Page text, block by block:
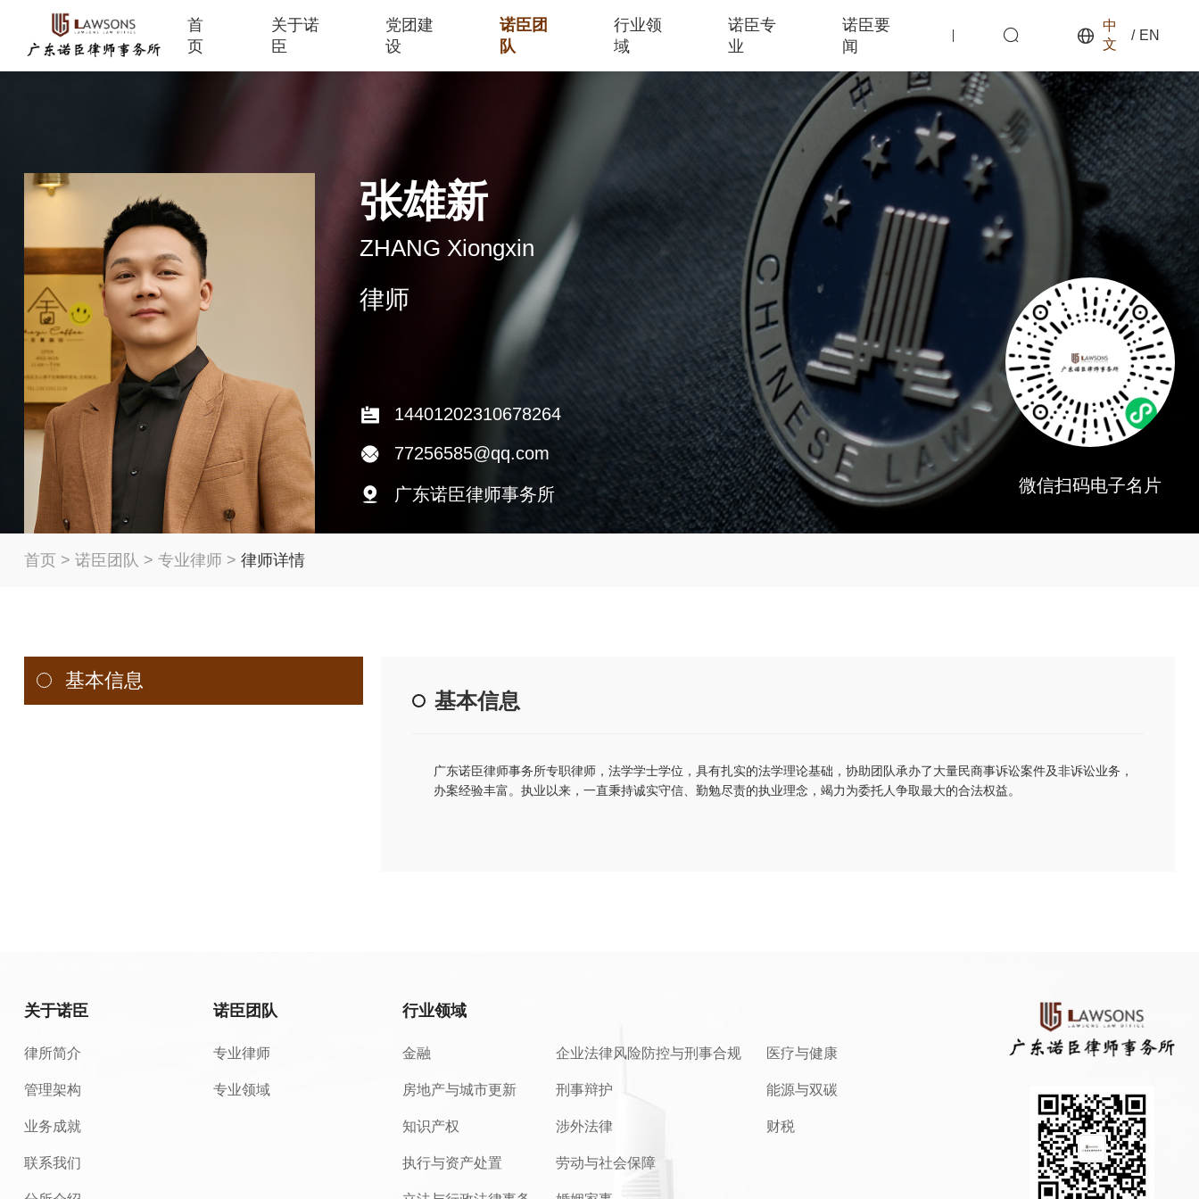
首
页
关于诺
臣
党团建
设
诺臣团
队
行业领
域
诺臣专
业
诺臣要
闻
中
文
/ EN
张雄新
ZHANG Xiongxin
律师
14401202310678264
77256585@qq.com
广东诺臣律师事务所 微信扫码电子名片
首页 > 诺臣团队 > 专业律师 > 律师详情
基本信息
基本信息
广东诺臣律师事务所专职律师，法学学士学位，具有扎实的法学理论基础，协助团队承办了大量民商事诉讼案件及非诉讼业务，
办案经验丰富。执业以来，一直秉持诚实守信、勤勉尽责的执业理念，竭力为委托人争取最大的合法权益。
关于诺臣
律所简介
管理架构
业务成就
联系我们
诺臣团队
专业律师
专业领域
行业领域
金融
房地产与城市更新
知识产权
执行与资产处置
企业法律风险防控与刑事合规
刑事辩护
涉外法律
劳动与社会保障
医疗与健康
能源与双碳
财税